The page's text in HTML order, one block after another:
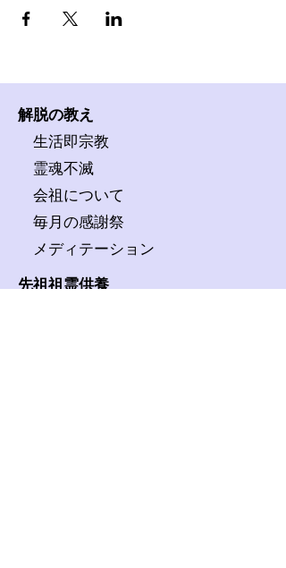
解脱の教え
生活即宗教
霊魂不滅
会祖について
毎月の感謝祭
メディテーション
先祖祖霊供養